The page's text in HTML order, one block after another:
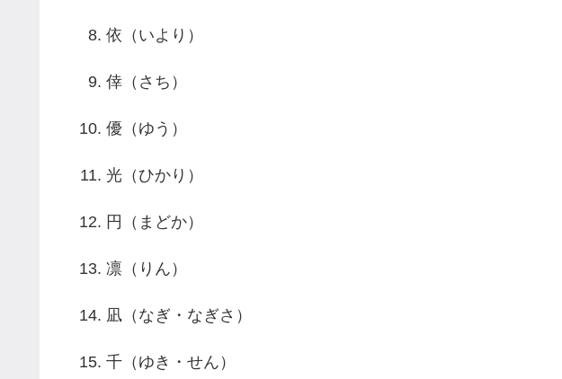
依（いより）
倖（さち）
優（ゆう）
光（ひかり）
円（まどか）
凛（りん）
凪（なぎ・なぎさ）
千（ゆき・せん）